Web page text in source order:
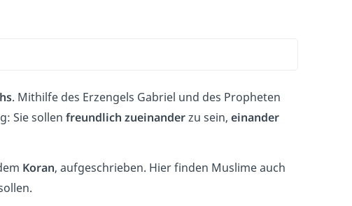
. Mithilfe des Erzengels Gabriel und des Propheten
Sie sollen freundlich zueinanderzu sein, einander
Koran, aufgeschrieben. Hier finden Muslime auch